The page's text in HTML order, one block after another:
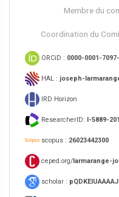
Membre du
Coordination du
ORCiD : 0000-0001-
HAL : joseph-
IRD Horizon
ResearcherID: I-5889-
scopus : 26023442300
ceped.org/larmarange-
scholar : pQDKEIUAAAAJ